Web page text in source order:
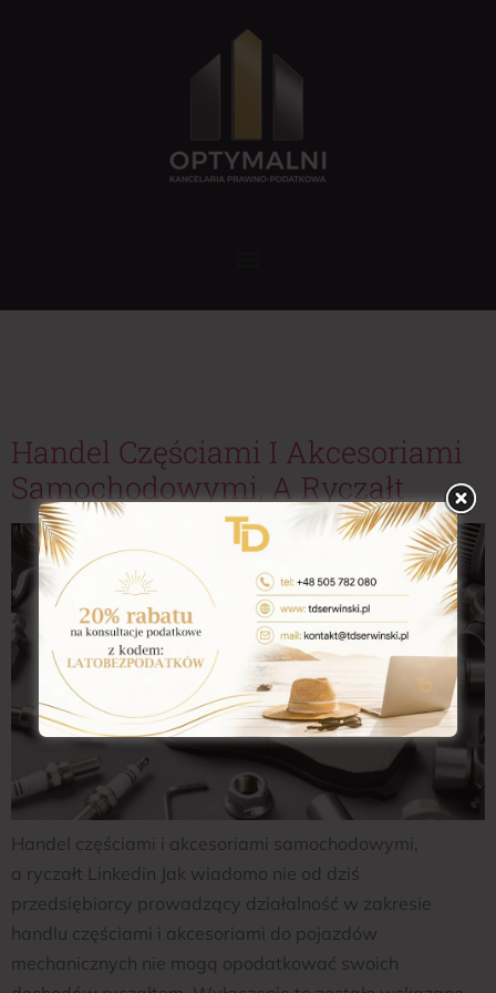
Handel Częściami I Akcesoriami
Samochodowymi, A Ryczałt
Handel częściami i akcesoriami samochodowymi,
a ryczałt Linkedin Jak wiadomo nie od dziś
przedsiębiorcy prowadzący działalność w zakresie
handlu częściami i akcesoriami do pojazdów
mechanicznych nie mogą opodatkować swoich